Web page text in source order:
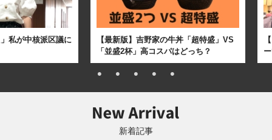
私が中核派区議に
【最新版】吉野家の牛丼「超特盛」VS
「並盛2杯」高コスパはどっち？
新着記事